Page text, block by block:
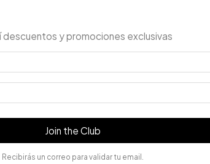
descuentos y promociones exclusivas
Join the Club
Recibirás un correo para validar tu email.